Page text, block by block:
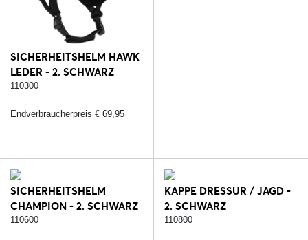
SICHERHEITSHELM HAWK
LEDER - 2. SCHWARZ
110300
Endverbraucherpreis € 69,95
SICHERHEITSHELM
CHAMPION - 2. SCHWARZ
110600
KAPPE DRESSUR / JAGD -
2. SCHWARZ
110800